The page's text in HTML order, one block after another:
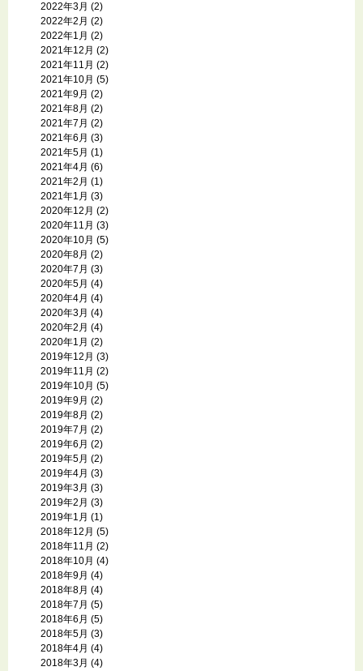
2022年3月 (2)
2022年2月 (2)
2022年1月 (2)
2021年12月 (2)
2021年11月 (2)
2021年10月 (5)
2021年9月 (2)
2021年8月 (2)
2021年7月 (2)
2021年6月 (3)
2021年5月 (1)
2021年4月 (6)
2021年2月 (1)
2021年1月 (3)
2020年12月 (2)
2020年11月 (3)
2020年10月 (5)
2020年8月 (2)
2020年7月 (3)
2020年5月 (4)
2020年4月 (4)
2020年3月 (4)
2020年2月 (4)
2020年1月 (2)
2019年12月 (3)
2019年11月 (2)
2019年10月 (5)
2019年9月 (2)
2019年8月 (2)
2019年7月 (2)
2019年6月 (2)
2019年5月 (2)
2019年4月 (3)
2019年3月 (3)
2019年2月 (3)
2019年1月 (1)
2018年12月 (5)
2018年11月 (2)
2018年10月 (4)
2018年9月 (4)
2018年8月 (4)
2018年7月 (5)
2018年6月 (5)
2018年5月 (3)
2018年4月 (4)
2018年3月 (4)